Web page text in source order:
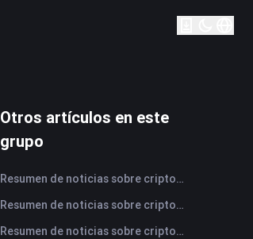
Otros artículos en este
grupo
Resumen de noticias sobre criptomonedas de FameEX de hoy | 6 de agosto de 2026
Resumen de noticias sobre criptomonedas de FameEX de hoy | 5 de agosto de 2026
Resumen de noticias sobre criptomonedas de FameEX de hoy | 4 de agosto de 2026